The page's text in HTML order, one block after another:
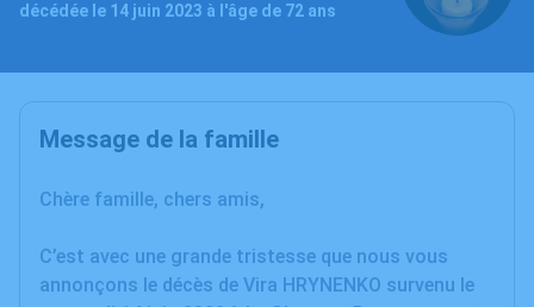
décédée le 14 juin 2023 à l'âge de 72 ans
Message de la famille
Chère famille, chers amis,
C’est avec une grande tristesse que nous vous
annonçons le décès de Vira HRYNENKO survenu le